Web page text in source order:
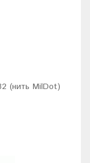
(нить MilDot)